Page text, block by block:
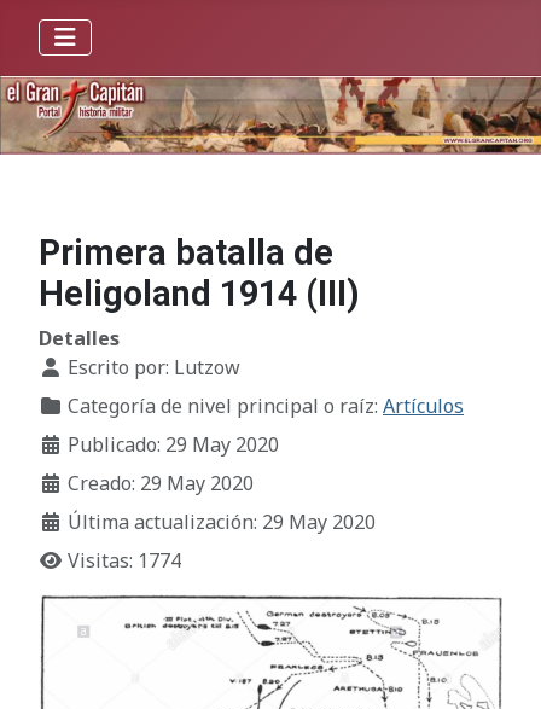
Primera batalla de
Heligoland 1914 (III)
Detalles
Escrito por: Lutzow
Categoría de nivel principal o raíz: Artículos
Publicado: 29 May 2020
Creado: 29 May 2020
Última actualización: 29 May 2020
Visitas: 1774